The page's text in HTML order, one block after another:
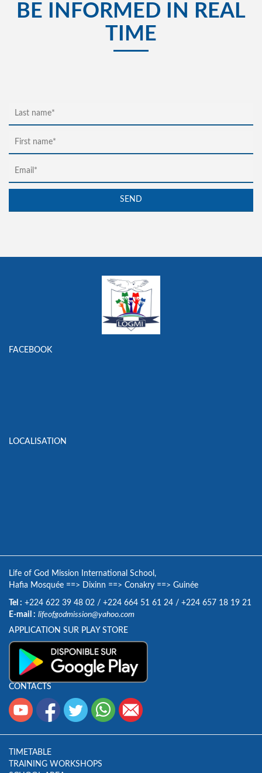
BE INFORMED IN REAL
TIME
FACEBOOK
LOCALISATION
Life of God Mission International School,
Hafia Mosquée ==> Dixinn ==> Conakry ==> Guinée
Tel : +224 622 39 48 02 / +224 664 51 61 24 / +224 657 18 19 21
E-mail : lifeofgodmission@yahoo.com
APPLICATION SUR PLAY STORE
CONTACTS
TIMETABLE
TRAINING WORKSHOPS